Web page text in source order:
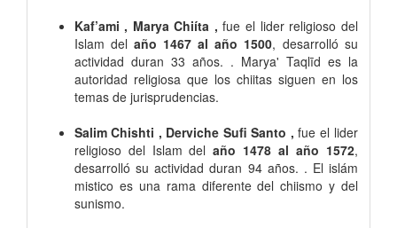
Kaf’ami , Marya Chiíta , fue el lider religioso del
Islam del año 1467 al año 1500, desarrolló su
actividad duran 33 años. . Marya' Taqlīd es la
autoridad religiosa que los chiitas siguen en los
temas de jurisprudencias.
Salim Chishti , Derviche Sufi Santo , fue el lider
religioso del Islam del año 1478 al año 1572,
desarrolló su actividad duran 94 años. . El islám
mistico es una rama diferente del chiismo y del
sunismo.